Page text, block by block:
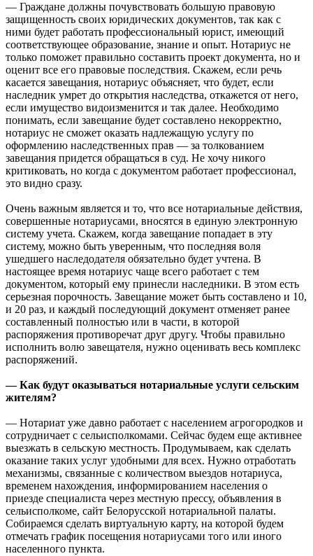
— Граждане должны почувствовать большую правовую
защищенность своих юридических документов, так как с
ними будет работать профессиональный юрист, имеющий
соответствующее образование, знание и опыт. Нотариус не
только поможет правильно составить проект документа, но и
оценит все его правовые последствия. Скажем, если речь
касается завещания, нотариус объясняет, что будет, если
наследник умрет до открытия наследства, откажется от него,
если имущество видоизменится и так далее. Необходимо
понимать, если завещание будет составлено некорректно,
нотариус не сможет оказать надлежащую услугу по
оформлению наследственных прав — за толкованием
завещания придется обращаться в суд. Не хочу никого
критиковать, но когда с документом работает профессионал,
это видно сразу.
Очень важным является и то, что все нотариальные действия,
совершенные нотариусами, вносятся в единую электронную
систему учета. Скажем, когда завещание попадает в эту
систему, можно быть уверенным, что последняя воля
ушедшего наследодателя обязательно будет учтена. В
настоящее время нотариус чаще всего работает с тем
документом, который ему принесли наследники. В этом есть
серьезная порочность. Завещание может быть составлено и 10,
и 20 раз, и каждый последующий документ отменяет ранее
составленный полностью или в части, в которой
распоряжения противоречат друг другу. Чтобы правильно
исполнить волю завещателя, нужно оценивать весь комплекс
распоряжений.
— Как будут оказываться нотариальные услуги сельским
жителям?
— Нотариат уже давно работает с населением агрогородков и
сотрудничает с сельисполкомами. Сейчас будем еще активнее
выезжать в сельскую местность. Продумываем, как сделать
оказание таких услуг удобными для всех. Нужно отработать
механизмы, связанные с количеством выездов нотариуса,
временем нахождения, информированием населения о
приезде специалиста через местную прессу, объявления в
сельисполкоме, сайт Белорусской нотариальной палаты.
Собираемся сделать виртуальную карту, на которой будем
отмечать график посещения нотариусами того или иного
населенного пункта.